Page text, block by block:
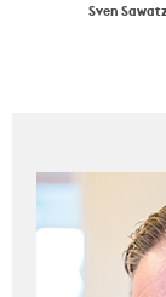
Sven